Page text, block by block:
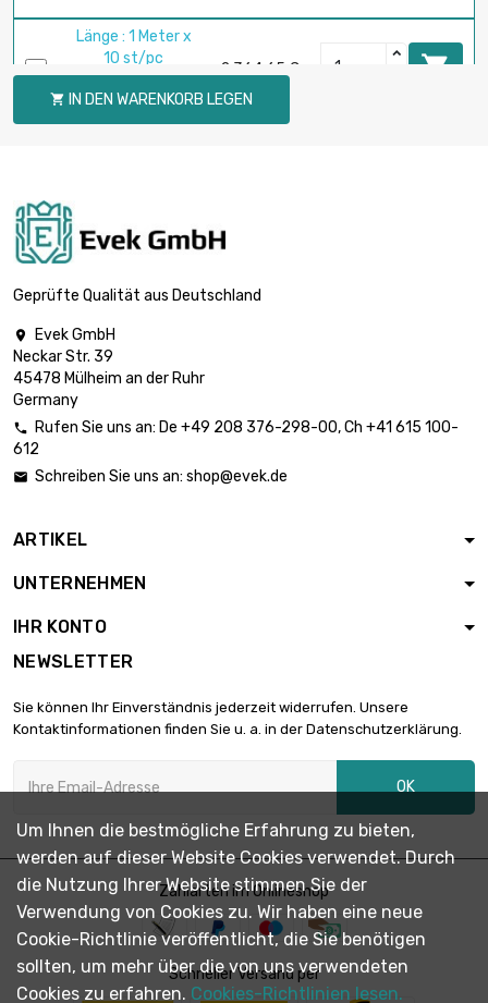
Länge : 1 Meter x
10 st/pc
Durchmesser :
3.175mm
2.364,65 € 
Länge : 1 Meter x 10
4mm
Länge : 1 Meter x 5
Durchmesser :
Durchmesser :
4.222,36 €
Länge : 1 Meter x 2
Durchmesser :
st/pc
8mm
Durchmesser :
Länge : 1 Meter
Durchmesser :
10mm
1.796,66 €
Länge : 1 Meter x 2
st/pc
Durchmesser :
3.593,44 €
 IN DEN WARENKORB LEGEN
Geprüfte Qualität aus Deutschland

Evek GmbH
Neckar Str. 39
45478 Mülheim an der Ruhr
Germany
 Rufen Sie uns an: De +49 208 376-298-00, Ch +41 615 100-
612
 Schreiben Sie uns an: shop@evek.de
ARTIKEL
UNTERNEHMEN
IHR KONTO
NEWSLETTER
Sie können Ihr Einverständnis jederzeit widerrufen. Unsere
Kontaktinformationen finden Sie u. a. in der Datenschutzerklärung.
OK
Zahlarten im Onlineshop
Schneller Versand per
Um Ihnen die bestmögliche Erfahrung zu bieten,
werden auf dieser Website Cookies verwendet. Durch
die Nutzung Ihrer Website stimmen Sie der
Verwendung von Cookies zu. Wir haben eine neue
Cookie-Richtlinie veröffentlicht, die Sie benötigen
sollten, um mehr über die von uns verwendeten
Cookies zu erfahren. Cookies-Richtlinien lesen.